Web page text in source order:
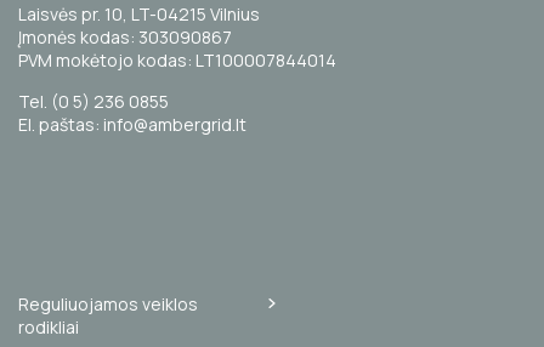
Laisvės pr. 10, LT-04215 Vilnius
Įmonės kodas: 303090867
PVM mokėtojo kodas: LT100007844014
Tel. (0 5) 236 0855
El. paštas: info@ambergrid.lt
Reguliuojamos veiklos
rodikliai